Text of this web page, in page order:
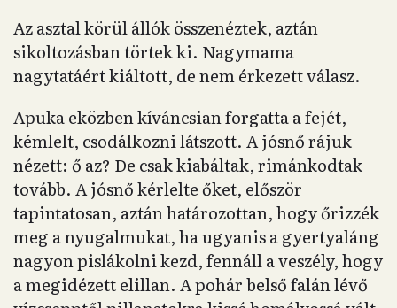
Az asztal körül állók összenéztek, aztán
sikoltozásban törtek ki. Nagymama
nagytatáért kiáltott, de nem érkezett válasz.
Apuka eközben kíváncsian forgatta a fejét,
kémlelt, csodálkozni látszott. A jósnő rájuk
nézett: ő az? De csak kiabáltak, rimánkodtak
tovább. A jósnő kérlelte őket, először
tapintatosan, aztán határozottan, hogy őrizzék
meg a nyugalmukat, ha ugyanis a gyertyaláng
nagyon pislákolni kezd, fennáll a veszély, hogy
a megidézett elillan. A pohár belső falán lévő